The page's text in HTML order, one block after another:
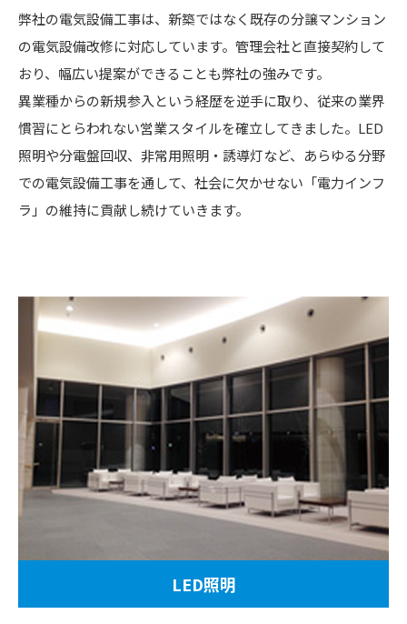
弊社の電気設備工事は、新築ではなく既存の分譲マンション
の電気設備改修に対応しています。管理会社と直接契約して
おり、幅広い提案ができることも弊社の強みです。
異業種からの新規参入という経歴を逆手に取り、従来の業界
慣習にとらわれない営業スタイルを確立してきました。LED
照明や分電盤回収、非常用照明・誘導灯など、あらゆる分野
での電気設備工事を通して、社会に欠かせない「電力インフ
ラ」の維持に貢献し続けていきます。
LED照明